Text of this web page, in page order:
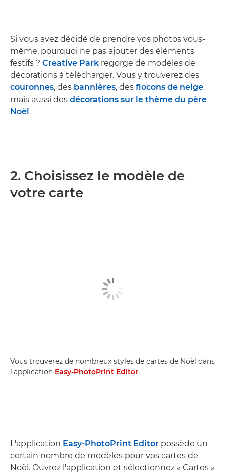
Si vous avez décidé de prendre vos photos vous-
même, pourquoi ne pas ajouter des éléments
festifs ? Creative Park regorge de modèles de
décorations à télécharger. Vous y trouverez des
couronnes, des bannières, des flocons de neige,
mais aussi des décorations sur le thème du père
Noël.
2. Choisissez le modèle de
votre carte
Vous trouverez de nombreux styles de cartes de Noël dans
l'application Easy-PhotoPrint Editor.
L'application Easy-PhotoPrint Editor possède un
certain nombre de modèles pour vos cartes de
Noël. Ouvrez l'application et sélectionnez « Cartes »